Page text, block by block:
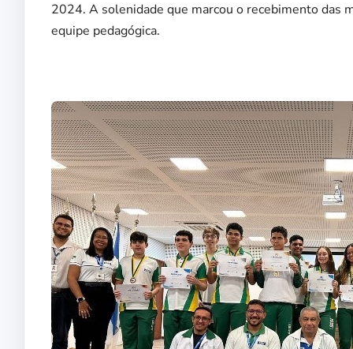
2024. A solenidade que marcou o recebimento das
equipe pedagógica.